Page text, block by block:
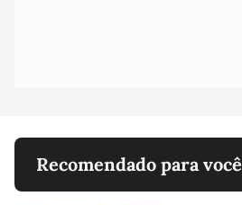
Recomendado para você